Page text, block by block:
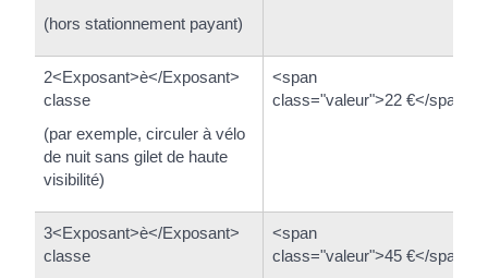
(hors stationnement payant)
2<Exposant>è</Exposant>
classe
(par exemple, circuler à vélo
de nuit sans gilet de haute
visibilité)
<span
class="valeur">22 €</span>
3<Exposant>è</Exposant>
classe
<span
class="valeur">45 €</span>